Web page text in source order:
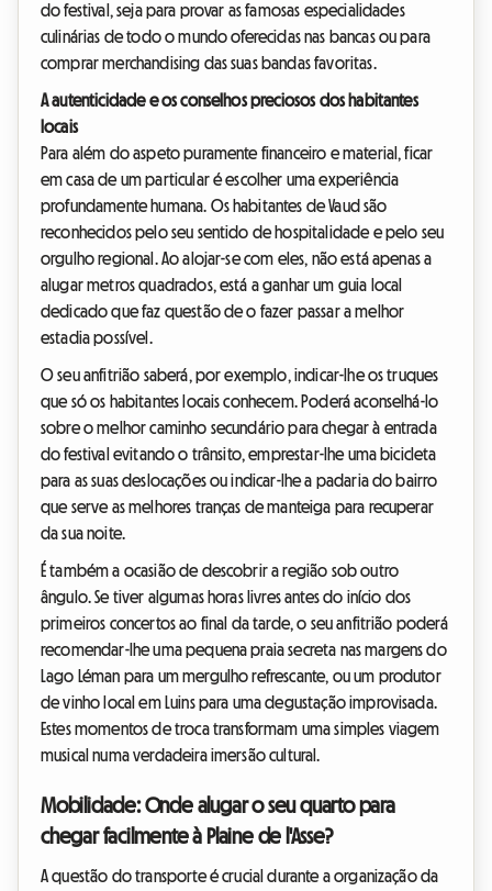
do festival, seja para provar as famosas especialidades
culinárias de todo o mundo oferecidas nas bancas ou para
comprar merchandising das suas bandas favoritas.
A autenticidade e os conselhos preciosos dos habitantes
locais
Para além do aspeto puramente financeiro e material, ficar
em casa de um particular é escolher uma experiência
profundamente humana. Os habitantes de Vaud são
reconhecidos pelo seu sentido de hospitalidade e pelo seu
orgulho regional. Ao alojar-se com eles, não está apenas a
alugar metros quadrados, está a ganhar um guia local
dedicado que faz questão de o fazer passar a melhor
estadia possível.
O seu anfitrião saberá, por exemplo, indicar-lhe os truques
que só os habitantes locais conhecem. Poderá aconselhá-lo
sobre o melhor caminho secundário para chegar à entrada
do festival evitando o trânsito, emprestar-lhe uma bicicleta
para as suas deslocações ou indicar-lhe a padaria do bairro
que serve as melhores tranças de manteiga para recuperar
da sua noite.
É também a ocasião de descobrir a região sob outro
ângulo. Se tiver algumas horas livres antes do início dos
primeiros concertos ao final da tarde, o seu anfitrião poderá
recomendar-lhe uma pequena praia secreta nas margens do
Lago Léman para um mergulho refrescante, ou um produtor
de vinho local em Luins para uma degustação improvisada.
Estes momentos de troca transformam uma simples viagem
musical numa verdadeira imersão cultural.
Mobilidade: Onde alugar o seu quarto para
chegar facilmente à Plaine de l'Asse?
A questão do transporte é crucial durante a organização da